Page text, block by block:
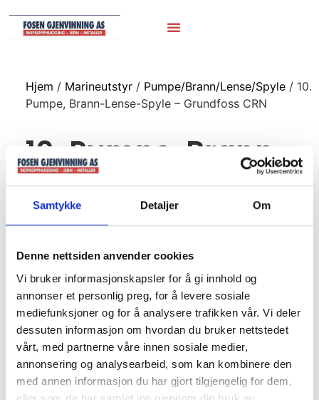
Samtykke Detaljer Om
Denne nettsiden anvender cookies
Vi bruker informasjonskapsler for å gi innhold og
annonser et personlig preg, for å levere sosiale
mediefunksjoner og for å analysere trafikken vår. Vi deler
dessuten informasjon om hvordan du bruker nettstedet
vårt, med partnerne våre innen sosiale medier,
annonsering og analysearbeid, som kan kombinere den
med annen informasjon du har gjort tilgjengelig for dem,
Hjem / Marineutstyr/ Pumpe/Brann/Lense/Spyle/ 10.
Pumpe, Brann-Lense-Spyle – Grundfoss CRN
10. Pumpe, Brann-
Lense-Spyle –
Grundfoss CRN
Grundfoss CRN
1,5kw
220/480v
1-1/4″